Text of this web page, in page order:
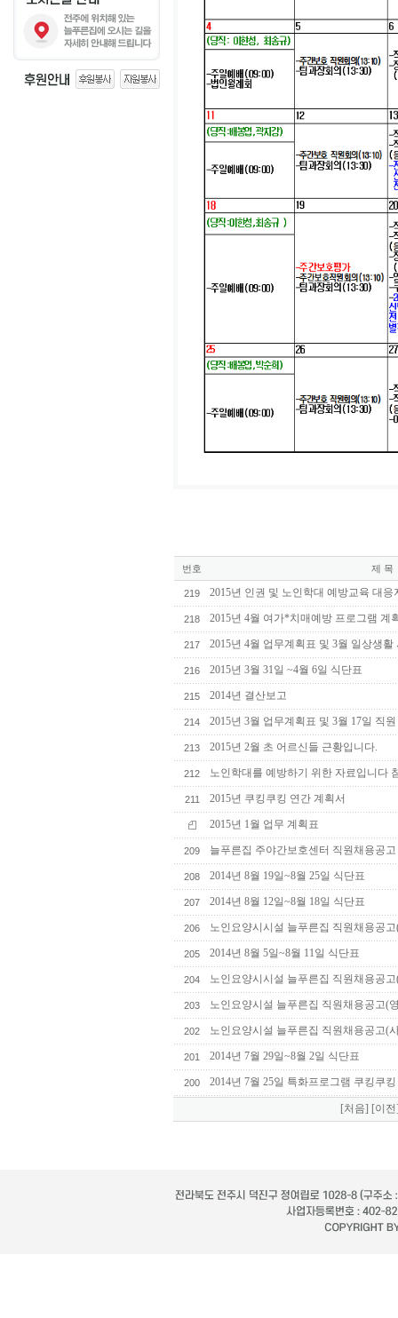
번호 제 목
219 2015년 인권 및 노인학대 예방교육 대응
218 2015년 4월 여가*치매예방 프로그램 계
217 2015년 4월 업무계획표 및 3월 일상생활
216 2015년 3월 31일 ~4월 6일 식단표
215 2014년 결산보고
214 2015년 3월 업무계획표 및 3월 17일 직
213 2015년 2월 초 어르신들 근황입니다.
212 노인학대를 예방하기 위한 자료입니다
211 2015년 쿠킹쿠킹 연간 계획서
2015년 1월 업무 계획표
209 늘푸른집 주야간보호센터 직원채용공고
208 2014년 8월 19일~8월 25일 식단표
207 2014년 8월 12일~8월 18일 식단표
206 노인요양시시설 늘푸른집 직원채용공
205 2014년 8월 5일~8월 11일 식단표
204 노인요양시시설 늘푸른집 직원채용공
203 노인요양시설 늘푸른집 직원채용공고(
202 노인요양시설 늘푸른집 직원채용공고(
201 2014년 7월 29일~8월 2일 식단표
200 2014년 7월 25일 특화프로그램 쿠킹쿠
[처음] [이